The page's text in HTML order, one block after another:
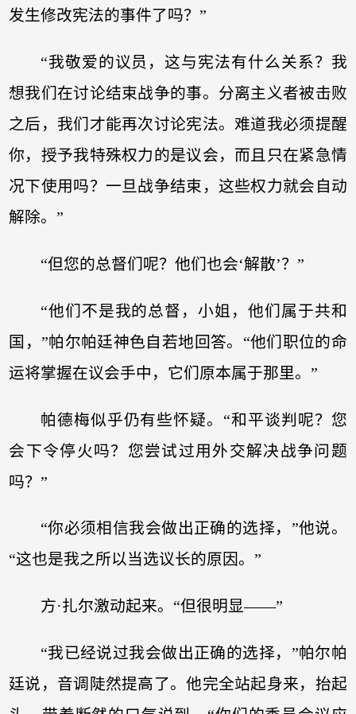
发生修改宪法的事件了吗？”
“我敬爱的议员，这与宪法有什么关系？我
想我们在讨论结束战争的事。分离主义者被击败
之后，我们才能再次讨论宪法。难道我必须提醒
你，授予我特殊权力的是议会，而且只在紧急情
况下使用吗？一旦战争结束，这些权力就会自动
解除。”
“但您的总督们呢？他们也会‘解散’？”
“他们不是我的总督，小姐，他们属于共和
国，”帕尔帕廷神色自若地回答。“他们职位的命
运将掌握在议会手中，它们原本属于那里。”
帕德梅似乎仍有些怀疑。“和平谈判呢？您
会下令停火吗？您尝试过用外交解决战争问题
吗？”
“你必须相信我会做出正确的选择，”他说。
“这也是我之所以当选议长的原因。”
方·扎尔激动起来。“但很明显——”
“我已经说过我会做出正确的选择，”帕尔帕
廷说，音调陡然提高了。他完全站起身来，抬起